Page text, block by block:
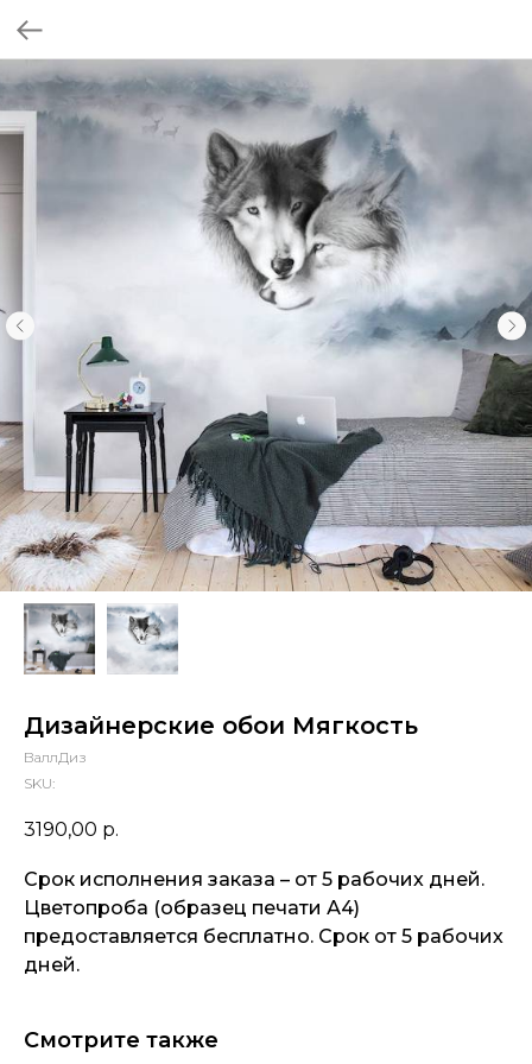
Дизайнерские обои Мягкость
ВаллДиз
SKU:
3190,00 р.
Срок исполнения заказа – от 5 рабочих дней.
Цветопроба (образец печати А4)
предоставляется бесплатно. Срок от 5 рабочих
дней.
Смотрите также